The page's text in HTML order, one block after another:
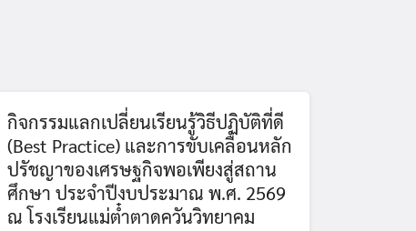
กิจกรรมแลกเปลี่ยนเรียนรู้วิธีปฏิบัติที่ดี
(Best Practice) และการขับเคลื่อนหลัก
ปรัชญาของเศรษฐกิจพอเพียงสู่สถาน
ศึกษา ประจำปีงบประมาณ พ.ศ. 2569
ณ โรงเรียนแม่ต๋ำตาดควันวิทยาคม